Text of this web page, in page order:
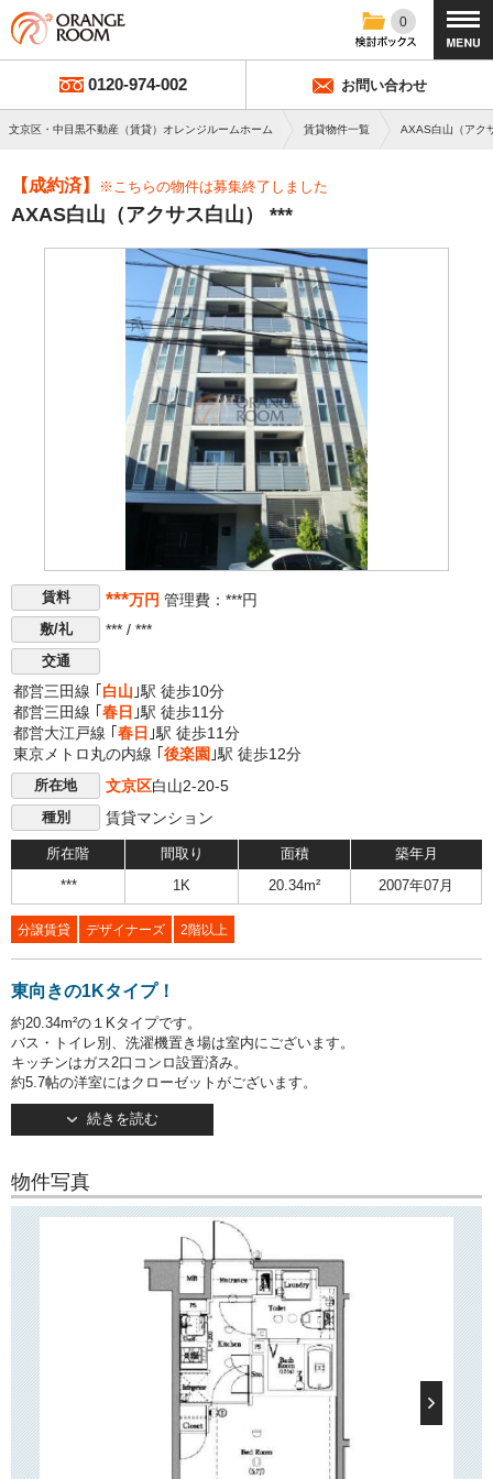
0
0120-974-002 お問い合わせ
文京区・中目黒不動産（賃貸）オレンジルームホーム 賃貸物件一覧 AXAS白山（アク
【成約済】 ※こちらの物件は募集終了しました
AXAS白山（アクサス白山） ***
賃料 ***万円 管理費：***円
敷/礼 *** / ***
交通
都営三田線 ｢ 白山 ｣駅 徒歩10分
都営三田線 ｢ 春日 ｣駅 徒歩11分
都営大江戸線 ｢ 春日 ｣駅 徒歩11分
東京メトロ丸の内線 ｢ 後楽園 ｣駅 徒歩12分
所在地 文京区白山2-20-5
種別 賃貸マンション
所在階 間取り 面積 築年月
*** 1K 20.34m² 2007年07月
分譲賃貸 デザイナーズ 2階以上
東向きの1Kタイプ！
約20.34m²の１Kタイプです。
バス・トイレ別、洗濯機置き場は室内にございます。
キッチンはガス2口コンロ設置済み。
約5.7帖の洋室にはクローゼットがございます。
○建物情報○
そのほか「春日」駅・「後楽園」駅もご利用いただけます！
「小石川植物園」そばの閑静な住宅街！
オートロックや宅配ボックスなど設備も充実しています！
近隣にはスーパー「まいばすけっと」「ダイエー」のほかコンビニ等も
日々のお買い物に便利です！
徒歩10分のところには桜並木で有名な「播磨坂」がございます！
続きを読む
物件写真